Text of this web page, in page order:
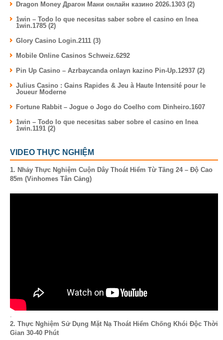
Dragon Money Драгон Мани онлайн казино 2026.1303 (2)
1win – Todo lo que necesitas saber sobre el casino en lnea
1win.1785 (2)
Glory Casino Login.2111 (3)
Mobile Online Casinos Schweiz.6292
Pin Up Casino – Azrbaycanda onlayn kazino Pin-Up.12937 (2)
Julius Casino : Gains Rapides & Jeu à Haute Intensité pour le
Joueur Moderne
Fortune Rabbit – Jogue o Jogo do Coelho com Dinheiro.1607
1win – Todo lo que necesitas saber sobre el casino en lnea
1win.1191 (2)
VIDEO THỰC NGHIỆM
1. Nhảy Thực Nghiệm Cuộn Dây Thoát Hiểm Từ Tầng 24 – Độ Cao
85m (Vinhomes Tân Cảng)
.
2. Thực Nghiệm Sử Dụng Mặt Nạ Thoát Hiểm Chống Khói Độc Thời
Gian 30-40 Phút